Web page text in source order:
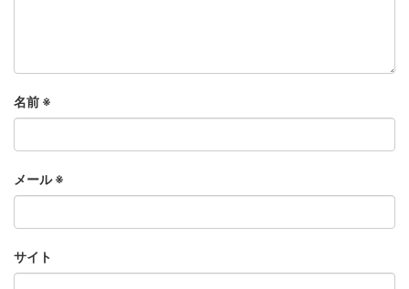
名前 ※
メール※
サイト